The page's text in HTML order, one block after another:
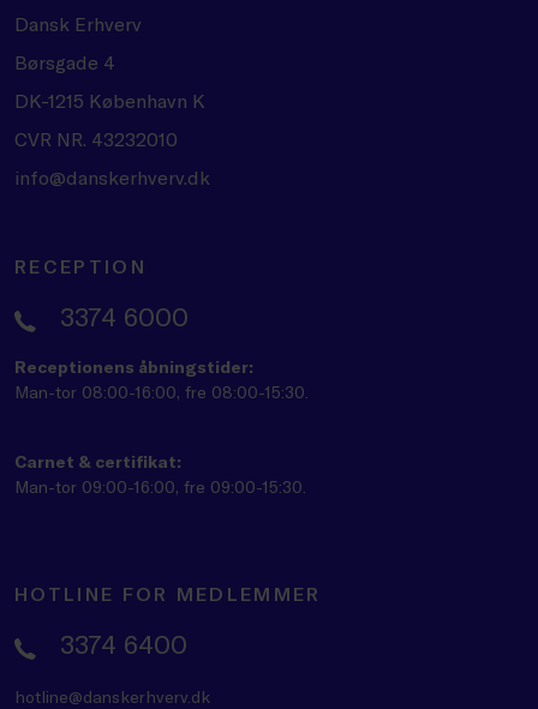
Dansk Erhverv
Børsgade 4
DK-1215 København K
CVR NR. 43232010
info@danskerhverv.dk
RECEPTION
3374 6000
Receptionens åbningstider:
Man-tor 08:00-16:00, fre 08:00-15:30.
Carnet & certifikat:
Man-tor 09:00-16:00, fre 09:00-15:30.
HOTLINE FOR MEDLEMMER
3374 6400
hotline@danskerhverv.dk